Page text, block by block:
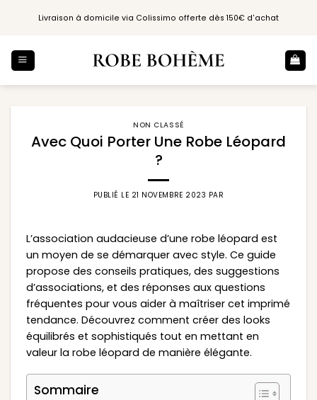
Livraison à domicile via Colissimo offerte dès 150€ d'achat
NON CLASSÉ
Avec Quoi Porter Une Robe Léopard
?
PUBLIÉ LE 21 NOVEMBRE 2023 PAR
L’association audacieuse d’une robe léopard est
un moyen de se démarquer avec style. Ce guide
propose des conseils pratiques, des suggestions
d’associations, et des réponses aux questions
fréquentes pour vous aider à maîtriser cet imprimé
tendance. Découvrez comment créer des looks
équilibrés et sophistiqués tout en mettant en
valeur la robe léopard de manière élégante.
Sommaire